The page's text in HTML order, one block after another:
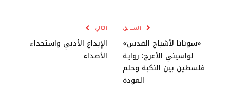
السابق
«سوناتا لأشباح القدس»
لواسيني الأعرج: رواية
فلسطين بين النكبة وحلم
العودة
التالي
الإبداع الأدبي واستجداء
الأصداء